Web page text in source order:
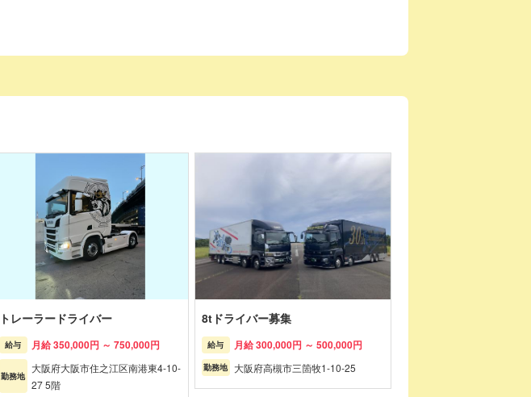
トレーラードライバー
給与 月給 350,000円 ～ 750,000円
勤務地
大阪府大阪市住之江区南港東4-10-
27 5階
8tドライバー募集
給与 月給 300,000円 ～ 500,000円
勤務地 大阪府高槻市三箇牧1-10-25